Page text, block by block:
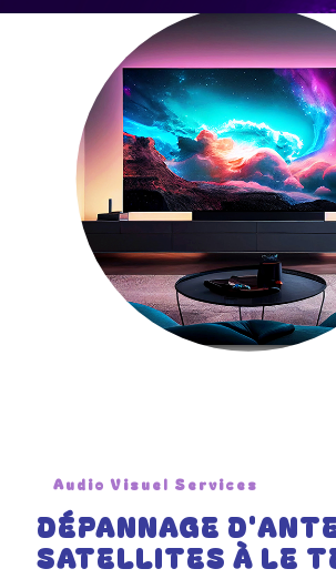
Audio Visuel Services
DÉPANNAGE
SATELLITES À LE